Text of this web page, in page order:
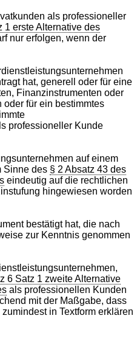
als professioneller
1 erste Alternative des
nur erfolgen, wenn der
hat, generell oder für eine
Finanzinstrumenten oder
für ein bestimmtes
professioneller Kunde
auf einem
Sinne des § 2 Absatz 43 des
eindeutig auf die rechtlichen
hingewiesen worden
bestätigt hat, die nach
zur Kenntnis genommen
6 Satz 1 zweite Alternative
als professionellen Kunden
mit der Maßgabe, dass
in Textform erklären